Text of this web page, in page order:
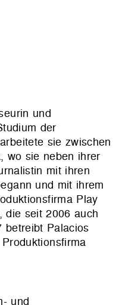
und
der
sie zwischen
wo sie neben ihrer
mit ihren
und mit ihrem
Play
die seit 2006 auch
betreibt Palacios
und